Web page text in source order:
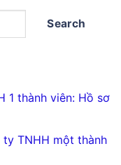
Search
1 thành viên: Hồ sơ
TNHH một thành